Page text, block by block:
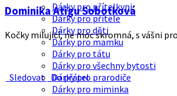
Dárky pro přítelkyni
Dárky pro přítele
Dárky pro děti
Dárky pro mamku
Dárky pro tátu
Dárky pro všechny bytosti
Dárky pro prarodiče
Dárky pro miminka
Dominika Atigu Sobotková
Kočky milující, ne moc skromná, s vášni
Sledovat Do přátel